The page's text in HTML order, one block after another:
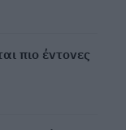
πιο έντονες